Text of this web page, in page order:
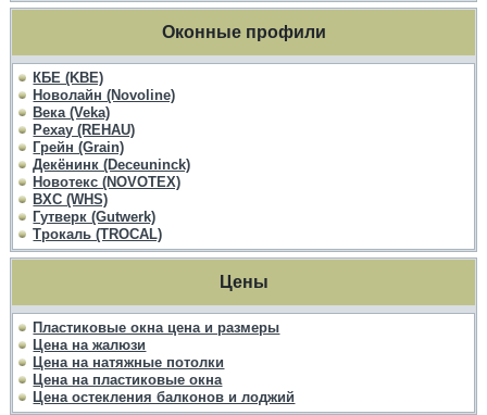
Оконные профили
КБЕ (KBE)
Новолайн (Novoline)
Века (Veka)
Рехау (REHAU)
Грейн (Grain)
Декёнинк (Deceuninck)
Новотекс (NOVOTEX)
ВХС (WHS)
Гутверк (Gutwerk)
Трокаль (TROCAL)
Цены
Пластиковые окна цена и размеры
Цена на жалюзи
Цена на натяжные потолки
Цена на пластиковые окна
Цена остекления балконов и лоджий